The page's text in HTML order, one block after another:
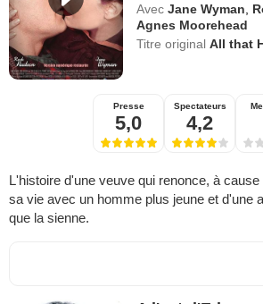
Avec Jane Wyman
Agnes Moorehead
Titre originalAll that
Presse
5,0
Spectateurs
4,2
L'histoire d'une veuve qui renonce, à
sa vie avec un homme plus jeune et d'une
que la sienne.